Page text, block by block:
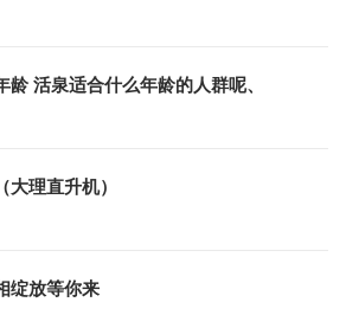
龄 活泉适合什么年龄的人群呢、
大理直升机）
绽放等你来